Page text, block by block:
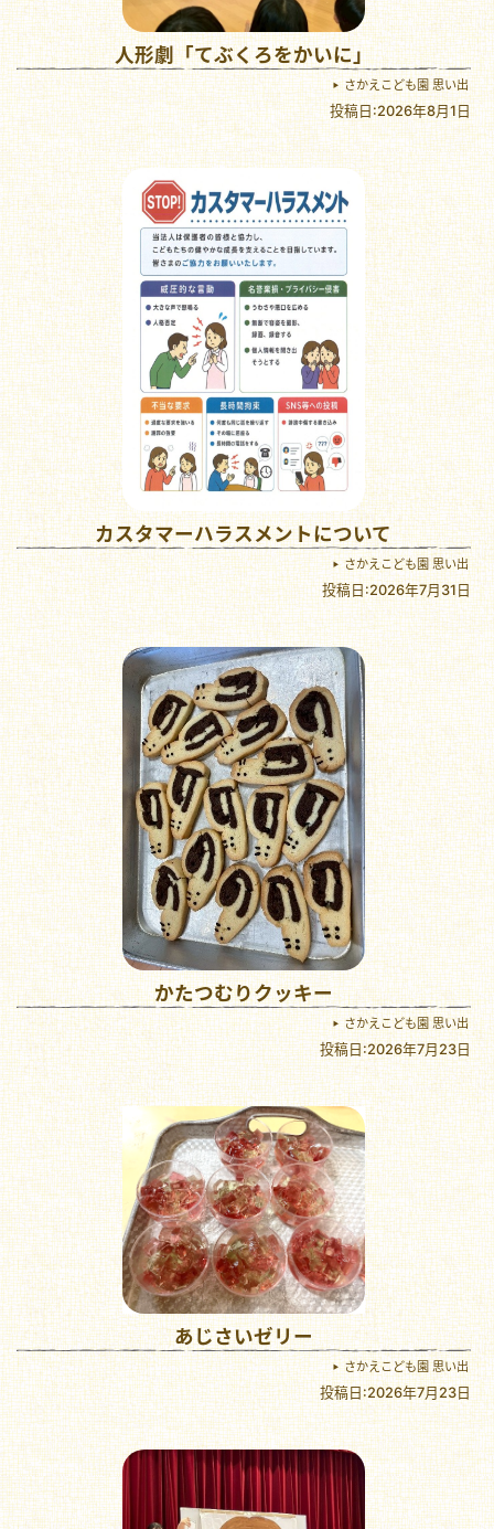
人形劇「てぶくろをかいに」
さかえこども園 思い出
投稿日:2026年8月1日
カスタマーハラスメントについて
さかえこども園 思い出
投稿日:2026年7月31日
かたつむりクッキー
さかえこども園 思い出
投稿日:2026年7月23日
あじさいゼリー
さかえこども園 思い出
投稿日:2026年7月23日